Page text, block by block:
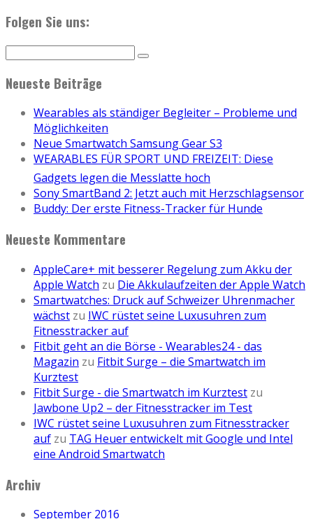
Folgen Sie uns:
Neueste Beiträge
Wearables als ständiger Begleiter – Probleme und
Möglichkeiten
Neue Smartwatch Samsung Gear S3
WEARABLES FÜR SPORT UND FREIZEIT: Diese
Gadgets legen die Messlatte hoch
Sony SmartBand 2: Jetzt auch mit Herzschlagsensor
Buddy: Der erste Fitness-Tracker für Hunde
Neueste Kommentare
AppleCare+ mit besserer Regelung zum Akku der
Apple Watch zu Die Akkulaufzeiten der Apple Watch
Smartwatches: Druck auf Schweizer Uhrenmacher
wächst zu IWC rüstet seine Luxusuhren zum
Fitnesstracker auf
Fitbit geht an die Börse - Wearables24 - das
Magazin zu Fitbit Surge – die Smartwatch im
Kurztest
Fitbit Surge - die Smartwatch im Kurztest zu
Jawbone Up2 – der Fitnesstracker im Test
IWC rüstet seine Luxusuhren zum Fitnesstracker
auf zu TAG Heuer entwickelt mit Google und Intel
eine Android Smartwatch
Archiv
September 2016